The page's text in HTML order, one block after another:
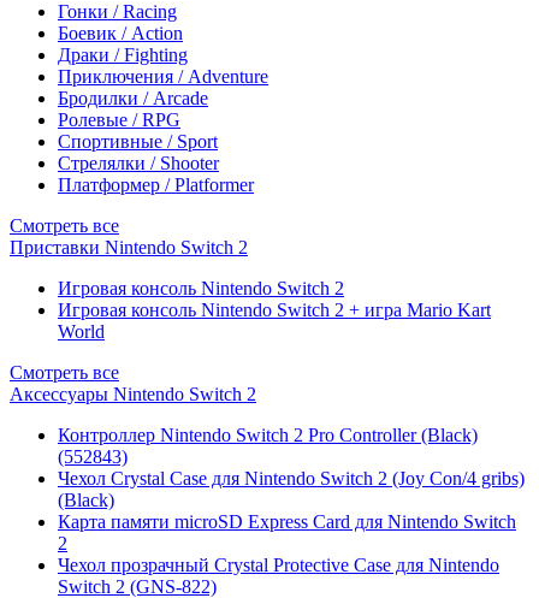
Гонки / Racing
Боевик / Action
Драки / Fighting
Приключения / Adventure
Бродилки / Arcade
Ролевые / RPG
Спортивные / Sport
Стрелялки / Shooter
Платформер / Platformer
Смотреть все
Приставки Nintendo Switch 2
Игровая консоль Nintendo Switch 2
Игровая консоль Nintendo Switch 2 + игра Mario Kart
World
Смотреть все
Аксессуары Nintendo Switch 2
Контроллер Nintendo Switch 2 Pro Controller (Black)
(552843)
Чехол Сrystal Сase для Nintendo Switch 2 (Joy Con/4 gribs)
(Black)
Карта памяти microSD Express Card для Nintendo Switch
2
Чехол прозрачный Crystal Protective Case для Nintendo
Switch 2 (GNS-822)